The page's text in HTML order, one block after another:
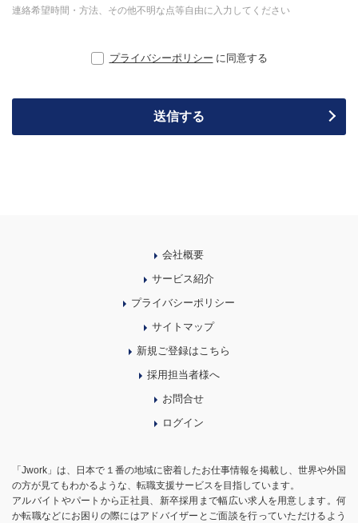
連絡希望時間・方法、その他不明な点等自由に入力してください
プライバシーポリシー に同意する
送信する
会社概要
サービス紹介
プライバシーポリシー
サイトマップ
新規ご登録はこちら
採用担当者様へ
お問合せ
ログイン
「Jwork」は、日本で１番の地域に密着したお仕事情報を掲載し、世界や外国
の方が見てもわかるような、転職支援サービスを目指しています。
アルバイトやパートから正社員、新卒採用まで幅広い求人を用意します。何
か転職などにお困りの際にはアドバイザーとご面談を行っていただけるよう